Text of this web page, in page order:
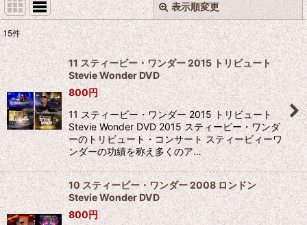
表示順変更
表示数:
並び順:
絞り込む
閉じる
15件
11 スティービー・ワンダー 2015 トリビュート
Stevie Wonder DVD
800円
11 スティービー・ワンダー 2015 トリビュート
Stevie Wonder DVD 2015 スティービー・ワンダ
ーのトリビュート・コンサート スティービィーワ
ンダーの功績を称え多くのア…
10 スティービー・ワンダー 2008 ロンドン
Stevie Wonder DVD
800円